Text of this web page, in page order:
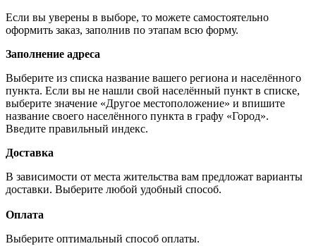
Если вы уверены в выборе, то можете самостоятельно
оформить заказ, заполнив по этапам всю форму.
Заполнение адреса
Выберите из списка название вашего региона и населённого
пункта. Если вы не нашли свой населённый пункт в списке,
выберите значение «Другое местоположение» и впишите
название своего населённого пункта в графу «Город».
Введите правильный индекс.
Доставка
В зависимости от места жительства вам предложат варианты
доставки. Выберите любой удобный способ.
Оплата
Выберите оптимальный способ оплаты.